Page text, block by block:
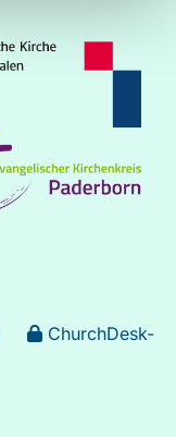
ChurchDesk-